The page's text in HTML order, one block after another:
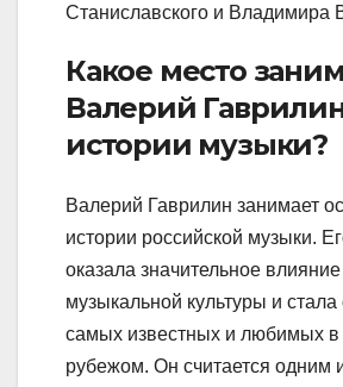
Станиславского и Владимира
Какое место
Валерий
истории музыки?
Валерий Гаврилин занимает
истории российской музыки.
оказала значительное
музыкальной культуры и стала
самых известных и любимых в
рубежом. Он считается одним